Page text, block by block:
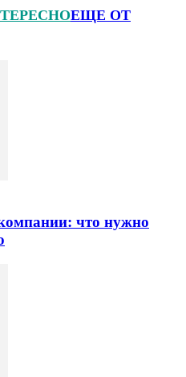
ЕЩЕ ОТ
что нужно